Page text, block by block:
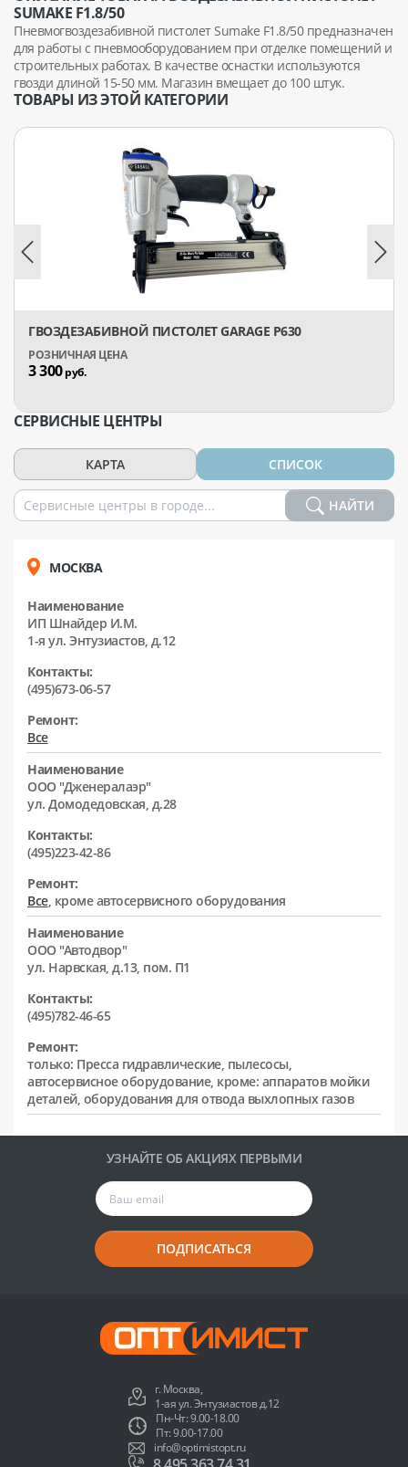
SUMAKE F1.8/50
Пневмогвоздезабивной пистолет Sumake F1.8/50 предназначен
для работы с пневмооборудованием при отделке помещений и
строительных работах. В качестве оснастки используются
гвозди длиной 15-50 мм. Магазин вмещает до 100 штук.
ТОВАРЫ ИЗ ЭТОЙ КАТЕГОРИИ
ГВОЗДЕЗАБИВНОЙ ПИСТОЛЕТ GARAGE P630
3 300руб.
СЕРВИСНЫЕ ЦЕНТРЫ
КАРТА СПИСОК
НАЙТИ
МОСКВА
Наименование
ИП Шнайдер И.М.
1-я ул. Энтузиастов, д.12
Контакты:
(495)673-06-57
Ремонт:
Все
Наименование
ООО "Дженералаэр"
ул. Домодедовская, д.28
Контакты:
(495)223-42-86
Ремонт:
Все, кроме автосервисного оборудования
Наименование
ООО "Автодвор"
ул. Нарвская, д.13, пом. П1
Контакты:
(495)782-46-65
Ремонт:
только: Пресса гидравлические, пылесосы,
автосервисное оборудование, кроме: аппаратов мойки
деталей, оборудования для отвода выхлопных газов
УЗНАЙТЕ ОБ АКЦИЯХ ПЕРВЫМИ
ПОДПИСАТЬСЯ
г. Москва,
1-ая ул. Энтузиастов д.12
Пн-Чт: 9.00-18.00
Пт: 9.00-17.00
info@optimistopt.ru